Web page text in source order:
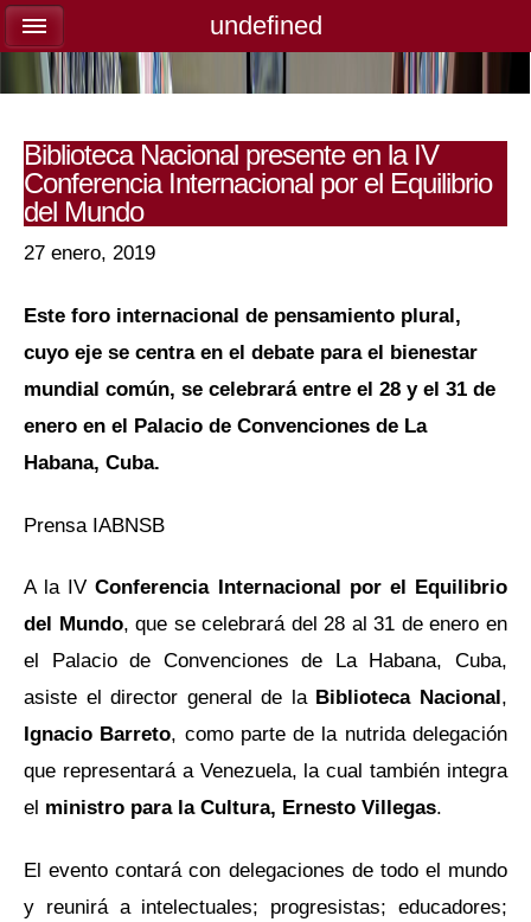
Biblioteca Nacional presente en la IV
Conferencia Internacional por el Equilibrio
del Mundo
27 enero, 2019
Este foro internacional de pensamiento plural,
cuyo eje se centra en el debate para el bienestar
mundial común, se celebrará entre el 28 y el 31 de
enero en el Palacio de Convenciones de La
Habana, Cuba.
Prensa IABNSB
A la IVConferencia Internacional por el Equilibrio
del Mundo, que se celebrará del 28 al 31 de enero en
el Palacio de Convenciones de La Habana, Cuba,
asiste el director general de laBiblioteca Nacional,
Ignacio Barreto, como parte de la nutrida delegación
que representará a Venezuela, la cual también integra
el ministro para la Cultura, Ernesto Villegas.
El evento contará con delegaciones de todo el mundo
y reunirá a intelectuales; progresistas; educadores;
undefined
undefined